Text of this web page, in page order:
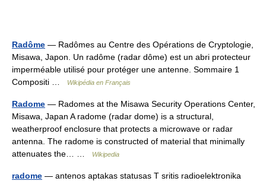
Radôme — Radômes au Centre des Opérations de Cryptologie,
Misawa, Japon. Un radôme (radar dôme) est un abri protecteur
imperméable utilisé pour protéger une antenne. Sommaire 1
Compositi …
Wikipédia en Français
Radome — Radomes at the Misawa Security Operations Center,
Misawa, Japan A radome (radar dome) is a structural,
weatherproof enclosure that protects a microwave or radar
antenna. The radome is constructed of material that minimally
attenuates the… …
Wikipedia
radome — antenos aptakas statusas T sritis radioelektronika